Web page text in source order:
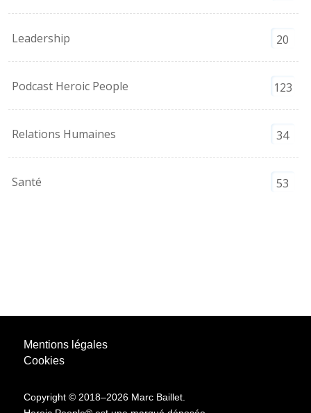
Leadership 20
Podcast Heroic People 123
Relations Humaines 34
Santé 53
Mentions légales
Cookies
Copyright © 2018–2026 Marc Baillet.